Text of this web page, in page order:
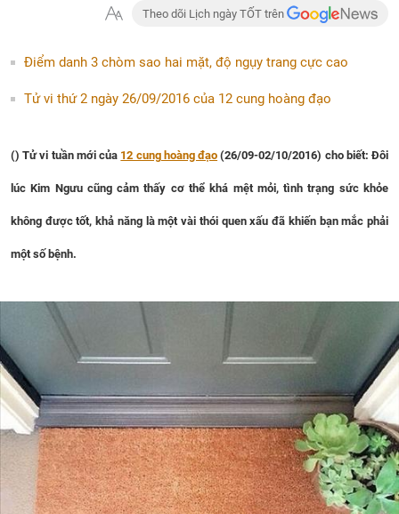
Theo dõi Lịch ngày TỐT trên
Điểm danh 3 chòm sao hai mặt, độ ngụy trang cực cao
Tử vi thứ 2 ngày 26/09/2016 của 12 cung hoàng đạo
()Tử vi tuần mới của 12 cung hoàng đạo (26/09-02/10/2016) cho biết:Đôi
lúc Kim Ngưu cũng cảm thấy cơ thể khá mệt mỏi, tình trạng sức khỏe
không được tốt, khả năng là một vài thói quen xấu đã khiến bạn mắc phải
một số bệnh.